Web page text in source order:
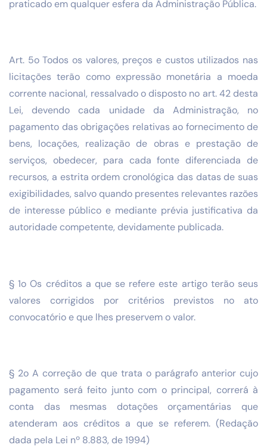
praticado em qualquer esfera da Administração Pública.
Art. 5o Todos os valores, preços e custos utilizados nas
licitações terão como expressão monetária a moeda
corrente nacional, ressalvado o disposto no art. 42 desta
Lei, devendo cada unidade da Administração, no
pagamento das obrigações relativas ao fornecimento de
bens, locações, realização de obras e prestação de
serviços, obedecer, para cada fonte diferenciada de
recursos, a estrita ordem cronológica das datas de suas
exigibilidades, salvo quando presentes relevantes razões
de interesse público e mediante prévia justificativa da
autoridade competente, devidamente publicada.
§ 1o Os créditos a que se refere este artigo terão seus
valores corrigidos por critérios previstos no ato
convocatório e que lhes preservem o valor.
§ 2o A correção de que trata o parágrafo anterior cujo
pagamento será feito junto com o principal, correrá à
conta das mesmas dotações orçamentárias que
atenderam aos créditos a que se referem. (Redação
dada pela Lei nº 8.883, de 1994)